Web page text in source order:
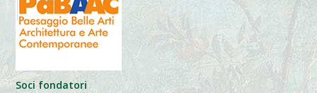
Soci fondatori